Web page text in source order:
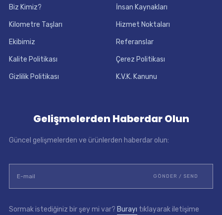
Biz Kimiz? İnsan Kaynakları
Kilometre Taşları Hizmet Noktaları
Ekibimiz Referanslar
Kalite Politikası Çerez Politikası
Gizlilik Politikası K.V.K. Kanunu
Gelişmelerden Haberdar Olun
Güncel gelişmelerden ve ürünlerden haberdar olun:
Sormak istediğiniz bir şey mi var? Burayı tıklayarak iletişime